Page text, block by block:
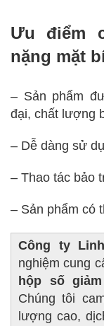
Ưu điểm
nặng mặt
– Sản phẩm
đại, chất lượng
– Dễ dàng sử
– Thao tác bảo
– Sản phẩm có
Công ty
nghiệm cung
hộp số
Chúng tôi
lượng cao,